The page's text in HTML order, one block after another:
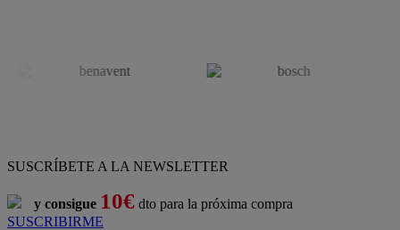
SUSCRÍBETE A LA NEWSLETTER
y consigue 10€ dto para la próxima compra
SUSCRIBIRME